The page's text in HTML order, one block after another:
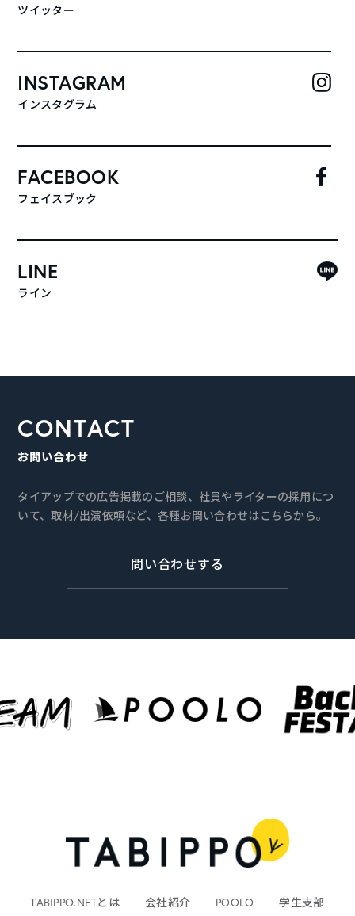
ツイッター
INSTAGRAM
インスタグラム
FACEBOOK
フェイスブック
LINE
ライン
CONTACT
お問い合わせ
タイアップでの広告掲載のご相談、社員やライターの採用につ
いて、取材/出演依頼など、各種お問い合わせはこちらから。
問い合わせする
TABIPPO.NETとは 会社紹介 POOLO
学生支部